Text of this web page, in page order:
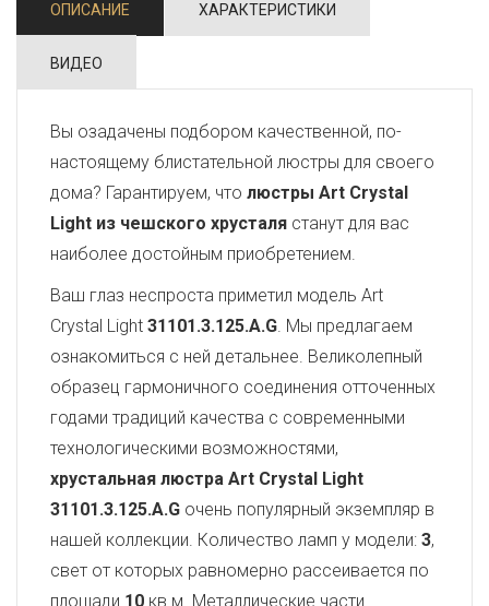
ОПИСАНИЕ ХАРАКТЕРИСТИКИ
ВИДЕО
Вы озадачены подбором качественной, по-
настоящему блистательной люстры для своего
дома? Гарантируем, что люстры Art Crystal
Light из чешского хрусталя станут для вас
наиболее достойным приобретением.
Ваш глаз неспроста приметил модель Art
Crystal Light 31101.3.125.A.G. Мы предлагаем
ознакомиться с ней детальнее. Великолепный
образец гармоничного соединения отточенных
годами традиций качества с современными
технологическими возможностями,
хрустальная люстра Art Crystal Light
31101.3.125.A.G очень популярный экземпляр в
нашей коллекции. Количество ламп у модели: 3,
свет от которых равномерно рассеивается по
площади 10 кв.м. Металлические части